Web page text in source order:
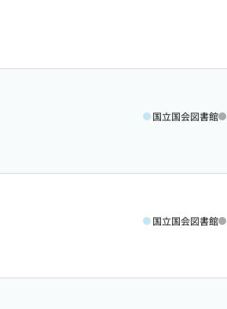
国立国会図書館
国立国会図書館